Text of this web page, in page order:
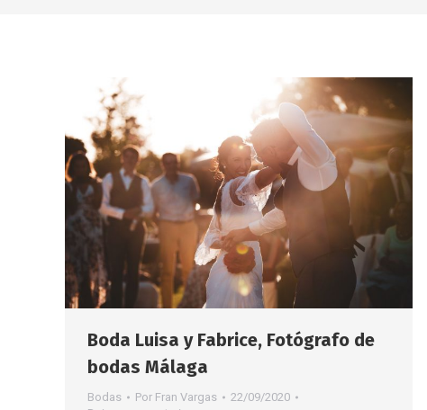
Boda Luisa y Fabrice, Fotógrafo de
bodas Málaga
Bodas Por Fran Vargas
22/09/2020